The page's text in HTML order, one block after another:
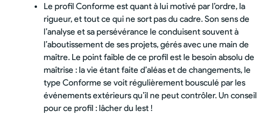
Le profil Conforme est quant à lui motivé par l’ordre, la
rigueur, et tout ce qui ne sort pas du cadre. Son sens de
l’analyse et sa persévérance le conduisent souvent à
l’aboutissement de ses projets, gérés avec une main de
maître. Le point faible de ce profil est le besoin absolu de
maîtrise : la vie étant faite d’aléas et de changements, le
type Conforme se voit régulièrement bousculé par les
événements extérieurs qu’il ne peut contrôler. Un conseil
pour ce profil : lâcher du lest !